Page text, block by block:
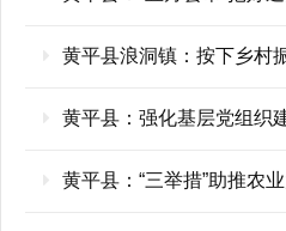
黄平县浪洞镇：按下乡村
黄平县：强化基层党组织
黄平县：“三举措”助推农